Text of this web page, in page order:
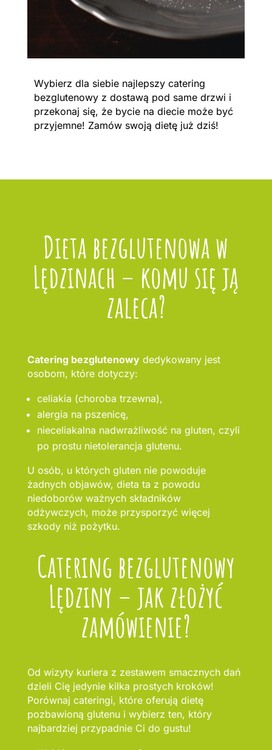
Wybierz dla siebie najlepszy catering
bezglutenowy z dostawą pod same drzwi i
przekonaj się, że bycie na diecie może być
przyjemne! Zamów swoją dietę już dziś!
Dieta bezglutenowa w
Lędzinach – komu się ją
zaleca?
Catering bezglutenowydedykowany jest
osobom, które dotyczy:
celiakia (choroba trzewna),
alergia na pszenicę,
nieceliakalna nadwrażliwość na gluten, czyli
po prostu nietolerancja glutenu.
U osób, u których gluten nie powoduje
żadnych objawów, dieta ta z powodu
niedoborów ważnych składników
odżywczych, może przysporzyć więcej
szkody niż pożytku.
Catering bezglutenowy
Lędziny – jak złożyć
zamówienie?
Od wizyty kuriera z zestawem smacznych dań
dzieli Cię jedynie kilka prostych kroków!
Porównaj cateringi, które oferują dietę
pozbawioną glutenu i wybierz ten, który
najbardziej przypadnie Ci do gustu!